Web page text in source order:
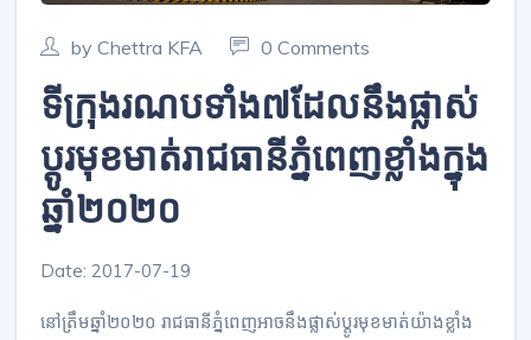
by Chettra KFA 0 Comments
ទីក្រុង​រណប​ទាំង​៧​ដែល​នឹង​ផ្លាស់​
ប្តូរ​មុខ​មាត់​រាជ​ធានី​ភ្នំពេញ​ខ្លាំង​ក្នុង​
ឆ្នាំ២០២០
Date: 2017-07-19
នៅ​ត្រឹម​ឆ្នាំ​២០២០ រាជ​ធានី​ភ្នំពេញ​អាច​នឹង​ផ្លាស់ប្តូរ​មុខ​មាត់​យ៉ាង​ខ្លាំង​